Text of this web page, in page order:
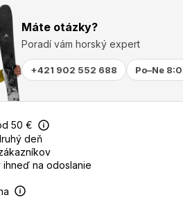
Máte otázky?
Poradí vám horský expert
+421 902 552 688 Po–Ne
50 €
deň
na odoslanie